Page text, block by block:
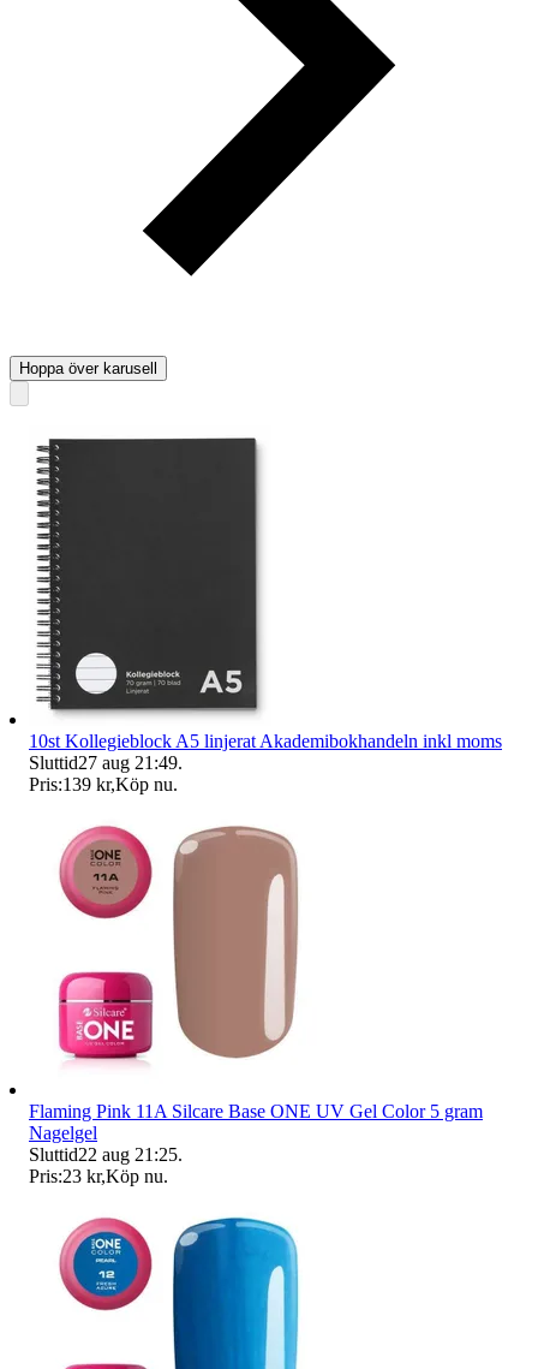
Hoppa över karusell
10st Kollegieblock A5 linjerat Akademibokhandeln inkl moms
Sluttid27 aug 21:49.
Pris:139 kr,Köp nu.
Flaming Pink 11A Silcare Base ONE UV Gel Color 5 gram
Nagelgel
Sluttid22 aug 21:25.
Pris:23 kr,Köp nu.